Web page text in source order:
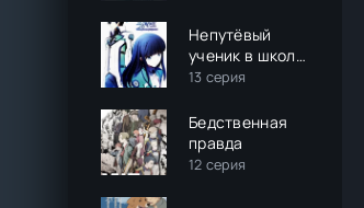
Непутёвый
ученик в школе
магии: Гость (2
13 серия
Бедственная
правда
12 серия